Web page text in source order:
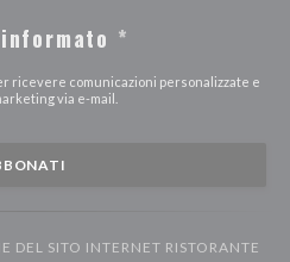
*
ricevere comunicazioni personalizzate e
via e-mail.
SITO INTERNET RISTORANTE